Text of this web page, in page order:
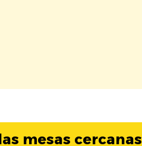
mesas cercanas